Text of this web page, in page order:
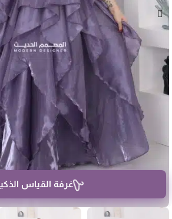
غرفة القياس الذكية